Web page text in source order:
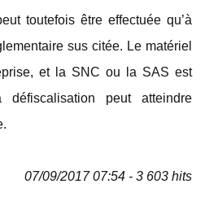
toutefois être effectuée qu’à
sus citée. Le matériel
et la SNC ou la SAS est
peut atteindre
07/09/2017 07:54 - 3 603 hits